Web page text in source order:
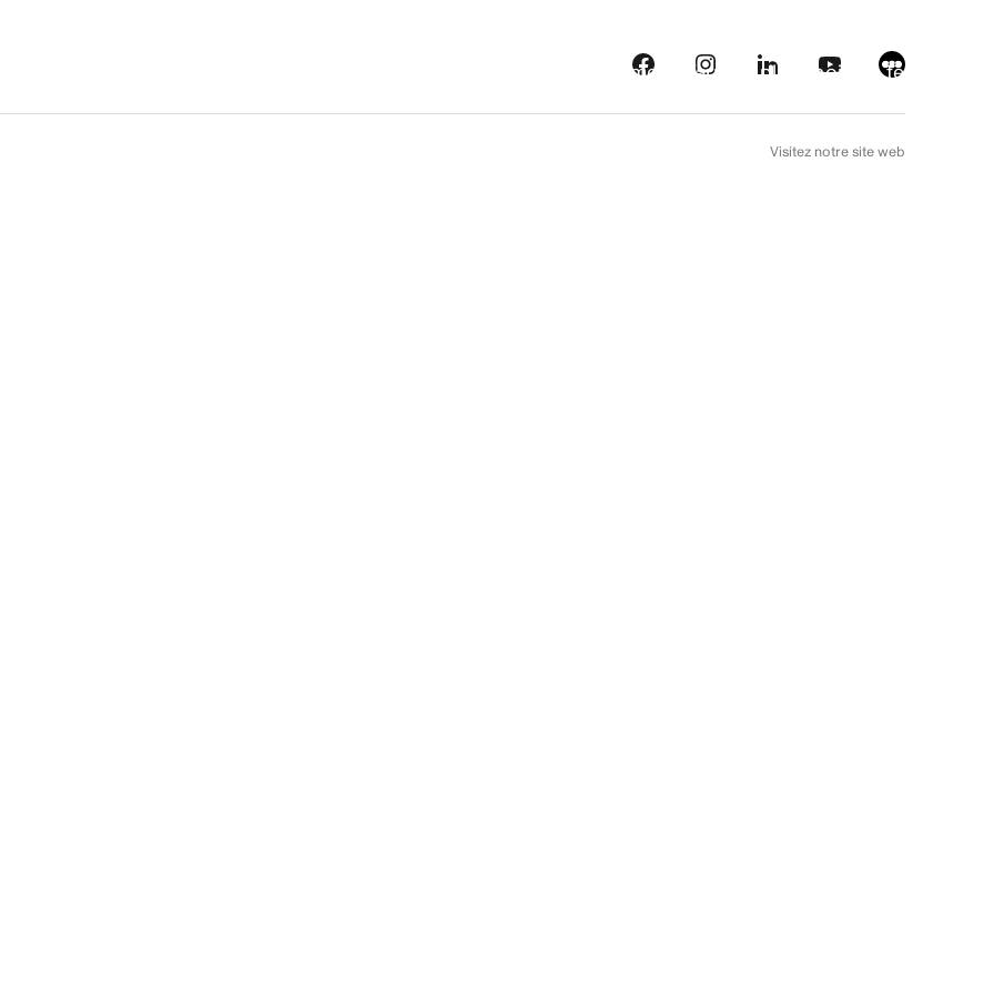
Plateformes À l’arrière plan Choix de téléfilm
Visitez notre site web